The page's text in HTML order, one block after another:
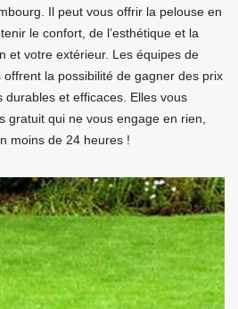
Il peut vous offrir la pelouse en
le confort, de l’esthétique et la
et votre extérieur. Les équipes de
la possibilité de gagner des prix
durables et efficaces. Elles vous
gratuit qui ne vous engage en rien,
moins de 24 heures !